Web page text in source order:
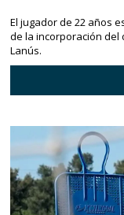
El jugador de 22 años
de la incorporación del
Lanús.